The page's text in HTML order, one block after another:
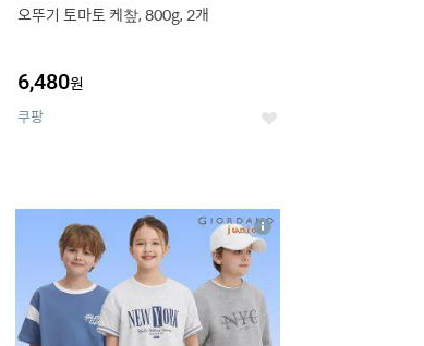
오뚜기 토마토 케챂, 800g, 2개
6,480원
쿠팡 좋
8
상
세